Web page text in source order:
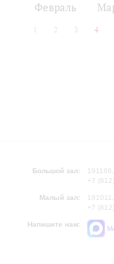
Февраль
2 3 4
Большой зал:
+7
Малый зал:
+7
Напишите нам: